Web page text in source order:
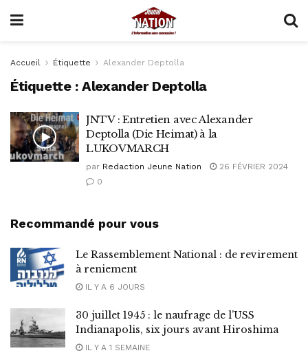
Accueil Étiquette Alexander Deptolla
Étiquette :Alexander Deptolla
JNTV : Entretien avec Alexander
Deptolla (Die Heimat) à la
LUKOVMARCH
par Redaction Jeune Nation
26 FÉVRIER 2024
0
Recommandé pour vous
Le Rassemblement National : de revirement
à reniement
IL Y A 6 JOURS
30 juillet 1945 : le naufrage de l’USS
Indianapolis, six jours avant Hiroshima
IL Y A 1 SEMAINE